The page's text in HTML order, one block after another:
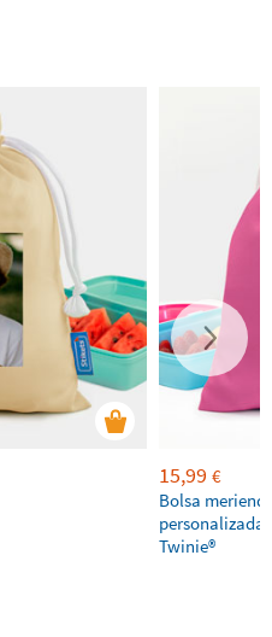
15,99 €
Bolsa
personalizada
Twinie®️